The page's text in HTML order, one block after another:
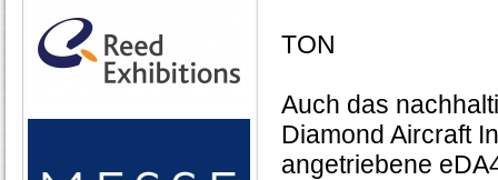
TON
Auch das
Diamond Aircraft
angetriebene